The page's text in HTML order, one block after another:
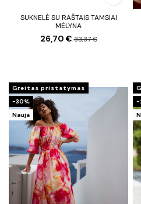
SUKNELĖ SU RAŠTAIS TAMSIAI
MĖLYNA
26,70 €33,37 €
Greitas pristatymas
−30%
Nauja